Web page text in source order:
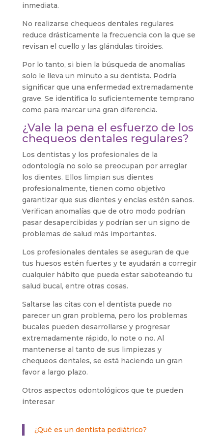
inmediata.
No realizarse chequeos dentales regulares
reduce drásticamente la frecuencia con la que se
revisan el cuello y las glándulas tiroides.
Por lo tanto, si bien la búsqueda de anomalías
solo le lleva un minuto a su dentista. Podría
significar que una enfermedad extremadamente
grave. Se identifica lo suficientemente temprano
como para marcar una gran diferencia.
¿Vale la pena el esfuerzo de los
chequeos dentales regulares?
Los dentistas y los profesionales de la
odontología no solo se preocupan por arreglar
los dientes. Ellos limpian sus dientes
profesionalmente, tienen como objetivo
garantizar que sus dientes y encías estén sanos.
Verifican anomalías que de otro modo podrían
pasar desapercibidas y podrían ser un signo de
problemas de salud más importantes.
Los profesionales dentales se aseguran de que
tus huesos estén fuertes y te ayudarán a corregir
cualquier hábito que pueda estar saboteando tu
salud bucal, entre otras cosas.
Saltarse las citas con el dentista puede no
parecer un gran problema, pero los problemas
bucales pueden desarrollarse y progresar
extremadamente rápido, lo note o no. Al
mantenerse al tanto de sus limpiezas y
chequeos dentales, se está haciendo un gran
favor a largo plazo.
Otros aspectos odontológicos que te pueden
interesar
¿Qué es un dentista pediátrico?